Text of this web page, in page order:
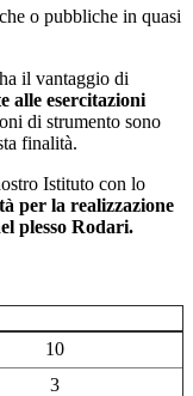
o pubbliche in quasi
il vantaggio di
alle esercitazioni
di strumento sono
finalità.
Istituto con lo
per la realizzazione
plesso Rodari.
10
3